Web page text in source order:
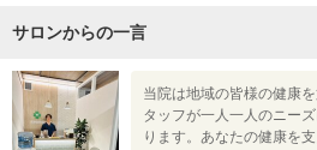
サロンからの一言
当院は地域の皆様の健康
タッフが一人一人のニー
ります。あなたの健康を